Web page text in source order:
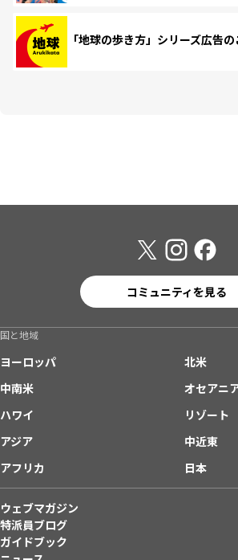
「地球の歩き方」シリーズ広告
コミュニティを見る
国と地域
ヨーロッパ
北米
中南米
オセアニ
ハワイ
リゾート
アジア
中近東
アフリカ
日本
ウェブマガジン
特派員ブログ
ガイドブック